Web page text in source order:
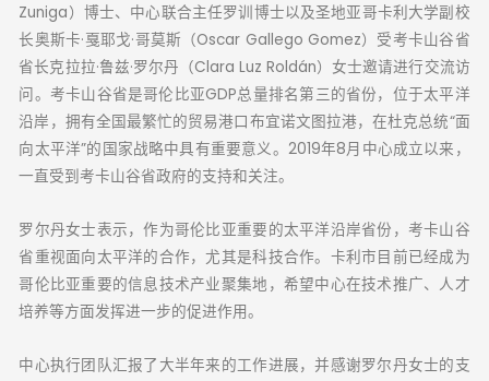
Zuniga）博士、中心联合主任罗训博士以及圣地亚哥卡利大学副校
长奥斯卡·戛耶戈·哥莫斯（Oscar Gallego Gomez）受考卡山谷省
省长克拉拉·鲁兹·罗尔丹（Clara Luz Roldán）女士邀请进行交流访
问。考卡山谷省是哥伦比亚GDP总量排名第三的省份，位于太平洋
沿岸，拥有全国最繁忙的贸易港口布宜诺文图拉港，在杜克总统“面
向太平洋”的国家战略中具有重要意义。2019年8月中心成立以来，
一直受到考卡山谷省政府的支持和关注。
罗尔丹女士表示，作为哥伦比亚重要的太平洋沿岸省份，考卡山谷
省重视面向太平洋的合作，尤其是科技合作。卡利市目前已经成为
哥伦比亚重要的信息技术产业聚集地，希望中心在技术推广、人才
培养等方面发挥进一步的促进作用。
中心执行团队汇报了大半年来的工作进展，并感谢罗尔丹女士的支